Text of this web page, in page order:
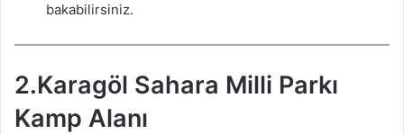
bakabilirsiniz.
2.Karagöl Sahara Milli Parkı
Kamp Alanı